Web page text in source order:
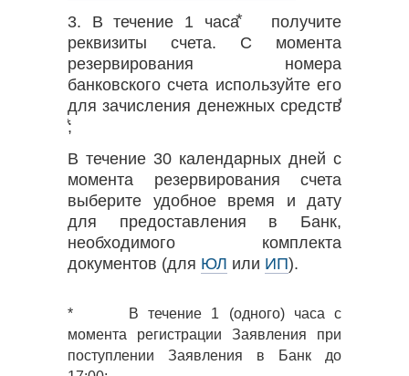
3. В течение 1 часа⃰ получите
реквизиты счета. С момента
резервирования номера
банковского счета используйте его
для зачисления денежных средств⃰⃰⃰
⃰;
В течение 30 календарных дней с
момента резервирования счета
выберите удобное время и дату
для предоставления в Банк,
необходимого комплекта
документов (для ЮЛ или ИП).
* В течение 1 (одного) часа с
момента регистрации Заявления при
поступлении Заявления в Банк до